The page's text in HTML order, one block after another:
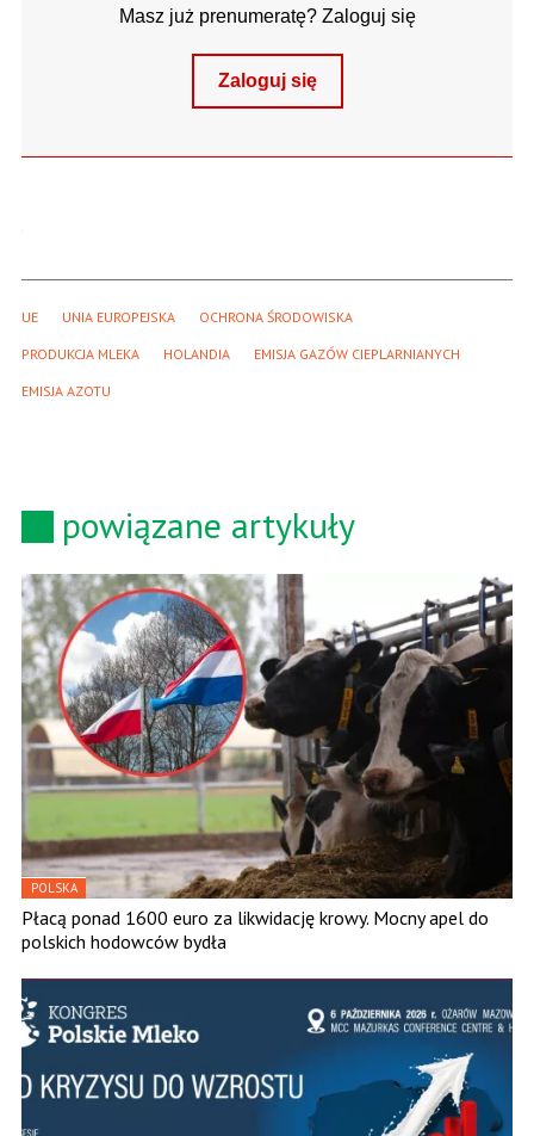
Masz już prenumeratę? Zaloguj się
Zaloguj się
UE UNIA EUROPEJSKA OCHRONA ŚRODOWISKA
PRODUKCJA MLEKA HOLANDIA EMISJA GAZÓW CIEPLARNIANYCH
EMISJA AZOTU
powiązane artykuły
POLSKA
Płacą ponad 1600 euro za likwidację krowy. Mocny apel do
polskich hodowców bydła